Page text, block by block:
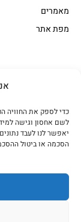
לשם אחסון וגישה
יאפשר לנו לעבד
הסכמה או ביטול
אווז
בשר בקר עגלה
הודו
נתחי פנים
מאמרים
מפת אתר